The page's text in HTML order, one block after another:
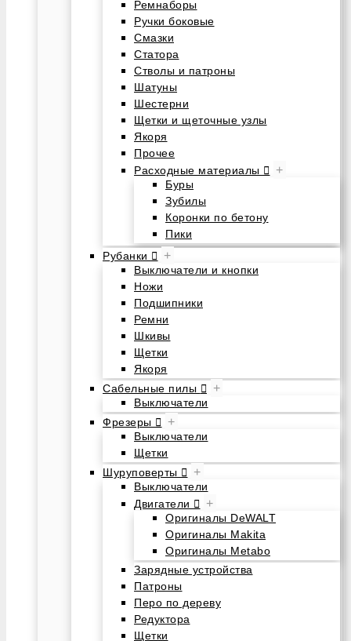
Ремнаборы
Ручки боковые
Смазки
Статора
Стволы и патроны
Шатуны
Шестерни
Щетки и щеточные узлы
Якоря
Прочее
Расходные материалы
+
Буры
Зубилы
Коронки по бетону
Пики
Рубанки
+
Выключатели и кнопки
Ножи
Подшипники
Ремни
Шкивы
Щетки
Якоря
Сабельные пилы
+
Выключатели
Фрезеры
+
Выключатели
Щетки
Шуруповерты
+
Выключатели
Двигатели
+
Оригиналы DeWALT
Оригиналы Makita
Оригиналы Metabo
Зарядные устройства
Патроны
Перо по дереву
Редуктора
Щетки